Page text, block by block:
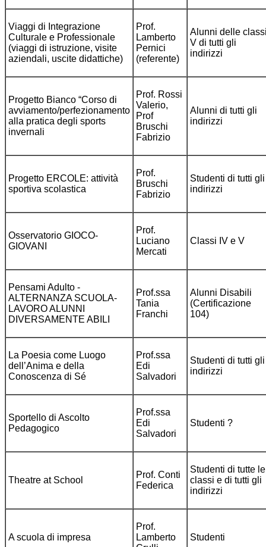
Viaggi di Integrazione
Culturale e Professionale
(viaggi di istruzione, visite
aziendali, uscite didattiche)
Prof.
Lamberto
Pernici
(referente)
Alunni delle
V di tutti gli
indirizzi
Progetto Bianco “Corso di
avviamento/perfezionamento
alla pratica degli sports
invernali
Prof. Rossi
Valerio,
Prof
Bruschi
Fabrizio
Alunni di tutti gli
indirizzi
Progetto ERCOLE: attività
sportiva scolastica
Prof.
Bruschi
Fabrizio
Studenti di tutti gli
indirizzi
Osservatorio GIOCO-
GIOVANI
Prof.
Luciano
Mercati
Classi IV e V
Pensami Adulto -
ALTERNANZA SCUOLA-
LAVORO ALUNNI
DIVERSAMENTE ABILI
Prof.ssa
Tania
Franchi
Alunni Disabili
(Certificazione
104)
La Poesia come Luogo
dell’Anima e della
Conoscenza di Sé
Prof.ssa
Edi
Salvadori
Studenti di tutti gli
indirizzi
Sportello di Ascolto
Pedagogico
Prof.ssa
Edi
Salvadori
Studenti ?
Theatre at School
Prof. Conti
Federica
Studenti di tutte le
classi e di tutti gli
indirizzi
A scuola di impresa
Prof.
Lamberto
Studenti